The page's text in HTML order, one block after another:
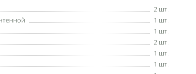
2 шт.
1 шт.
1 шт.
2 шт.
1 шт.
1 шт.